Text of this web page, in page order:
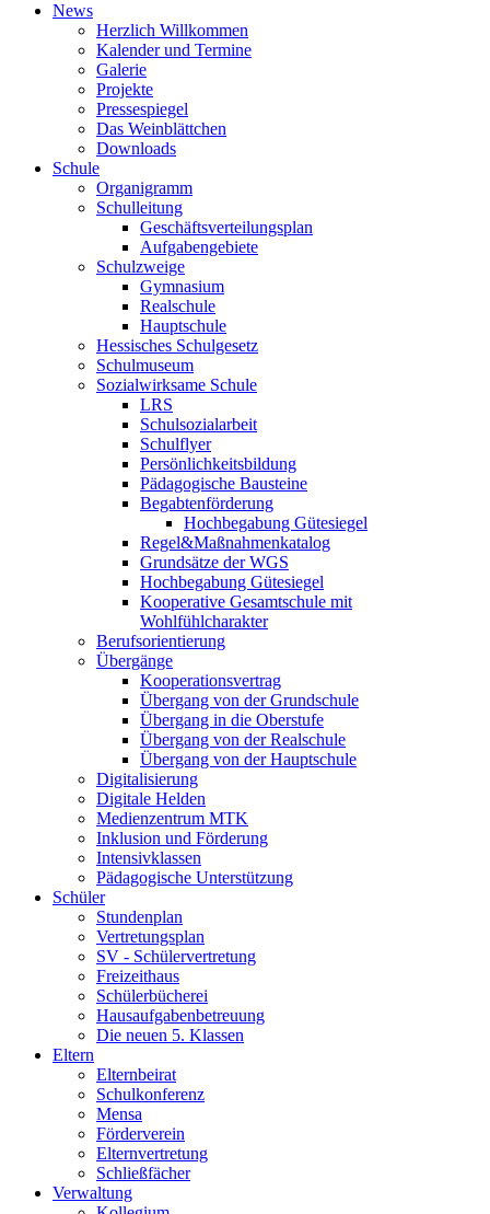
News
Herzlich Willkommen
Kalender und Termine
Galerie
Projekte
Pressespiegel
Das Weinblättchen
Downloads
Schule
Organigramm
Schulleitung
Geschäftsverteilungsplan
Aufgabengebiete
Schulzweige
Gymnasium
Realschule
Hauptschule
Hessisches Schulgesetz
Schulmuseum
Sozialwirksame Schule
LRS
Schulsozialarbeit
Schulflyer
Persönlichkeitsbildung
Pädagogische Bausteine
Begabtenförderung
Hochbegabung Gütesiegel
Regel&Maßnahmenkatalog
Grundsätze der WGS
Hochbegabung Gütesiegel
Kooperative Gesamtschule mit
Wohlfühlcharakter
Berufsorientierung
Übergänge
Kooperationsvertrag
Übergang von der Grundschule
Übergang in die Oberstufe
Übergang von der Realschule
Übergang von der Hauptschule
Digitalisierung
Digitale Helden
Medienzentrum MTK
Inklusion und Förderung
Intensivklassen
Pädagogische Unterstützung
Schüler
Stundenplan
Vertretungsplan
SV - Schülervertretung
Freizeithaus
Schülerbücherei
Hausaufgabenbetreuung
Die neuen 5. Klassen
Eltern
Elternbeirat
Schulkonferenz
Mensa
Förderverein
Elternvertretung
Schließfächer
Verwaltung